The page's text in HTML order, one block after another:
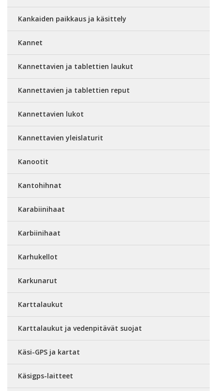
Kankaiden paikkaus ja käsittely
Kannet
Kannettavien ja tablettien laukut
Kannettavien ja tablettien reput
Kannettavien lukot
Kannettavien yleislaturit
Kanootit
Kantohihnat
Karabiinihaat
Karbiinihaat
Karhukellot
Karkunarut
Karttalaukut
Karttalaukut ja vedenpitävät suojat
Käsi-GPS ja kartat
Käsigps-laitteet